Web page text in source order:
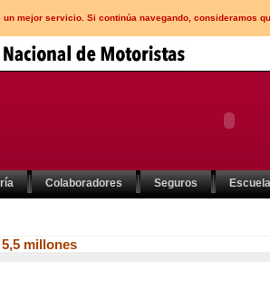
mejor servicio. Si continúa navegando, consideramos
Colaboradores Seguros
millones